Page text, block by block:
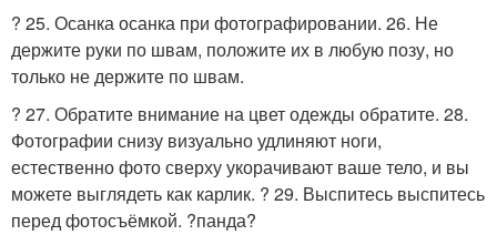
? 25. Осанка осанка при фотографировании. 26. Не
держите руки по швам, положите их в любую позу, но
только не держите по швам.
? 27. Обратите внимание на цвет одежды обратите. 28.
Фотографии снизу визуально удлиняют ноги,
естественно фото сверху укорачивают ваше тело, и вы
можете выглядеть как карлик. ? 29. Выспитесь выспитесь
перед фотосъёмкой. ?панда?